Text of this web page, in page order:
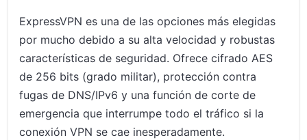
ExpressVPN es una de las opciones más elegidas
por mucho debido a su alta velocidad y robustas
características de seguridad. Ofrece cifrado AES
de 256 bits (grado militar), protección contra
fugas de DNS/IPv6 y una función de corte de
emergencia que interrumpe todo el tráfico si la
conexión VPN se cae inesperadamente.